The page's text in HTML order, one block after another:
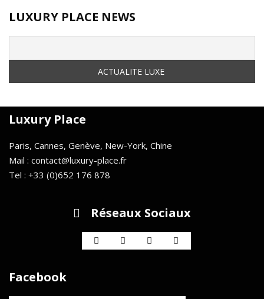
LUXURY PLACE NEWS
Luxury Place
Paris, Cannes, Genève, New-York, Chine
Mail : contact@luxury-place.fr
Tel : +33 (0)652 176 878
Réseaux Sociaux
Facebook